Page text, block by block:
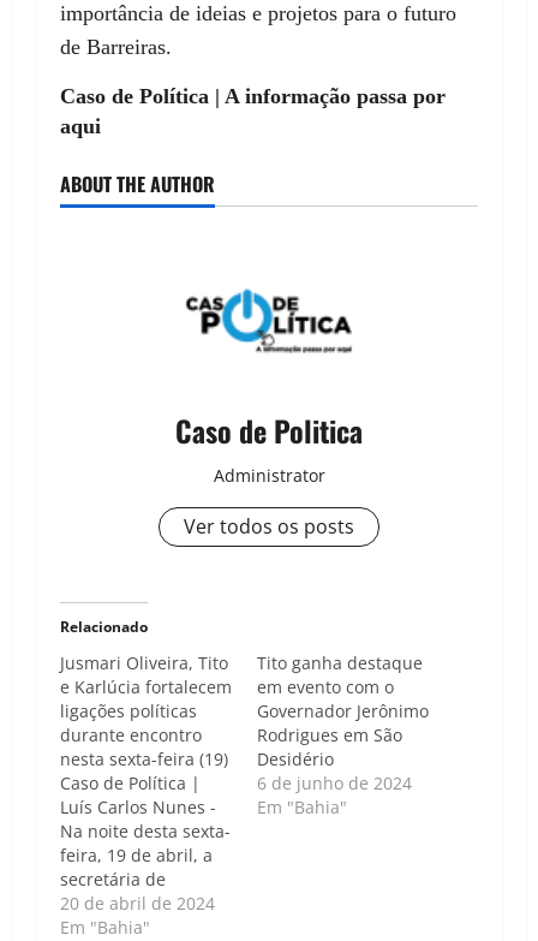
importância de ideias e projetos para o futuro
de Barreiras.
Caso de Política | A informação passa por
aqui
ABOUT THE AUTHOR
Caso de Politica
Administrator
Ver todos os posts
Relacionado
Jusmari Oliveira, Tito
e Karlúcia fortalecem
ligações políticas
durante encontro
nesta sexta-feira (19)
Caso de Política |
Luís Carlos Nunes -
Na noite desta sexta-
feira, 19 de abril, a
secretária de
Desenvolvimento
Urbano do governo
20 de abril de 2024
Em "Bahia"
Tito ganha destaque
em evento com o
Governador Jerônimo
Rodrigues em São
Desidério
6 de junho de 2024
Em "Bahia"